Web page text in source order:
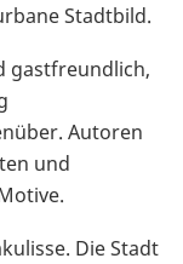
Stadtbild.
gastfreundlich,
Autoren
und
Die Stadt